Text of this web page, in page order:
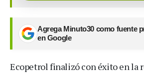
Agrega Minuto30 como fuente
en Google
Ecopetrol finalizó con éxito en la